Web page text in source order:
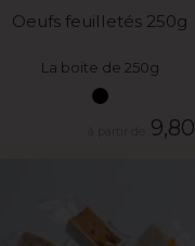
Oeufs feuilletés 250g
La boite de 250g
9,80